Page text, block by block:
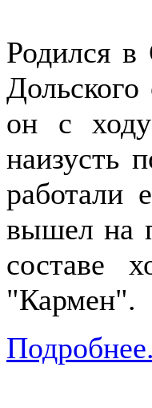
Родился
он с
наизусть
работали
вышел на
составе
"Кармен".